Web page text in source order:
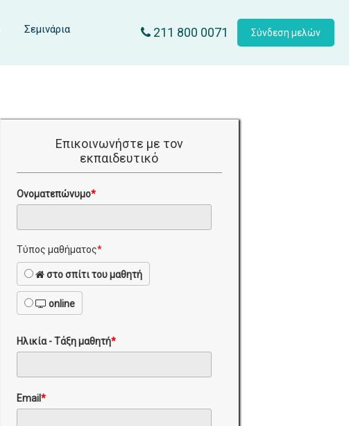
Σεμινάρια 211 800 0071 Σύνδεση μελών
Επικοινωνήστε με τον
εκπαιδευτικό
Ονοματεπώνυμο*
Τύπος μαθήματος*
στο σπίτι του μαθητή
online
Ηλικία - Τάξη μαθητή*
Email*